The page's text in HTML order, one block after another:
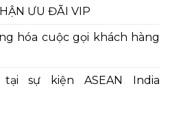
ƯU ĐÃI VIP
hóa cuộc gọi khách hàng
sự kiện ASEAN India